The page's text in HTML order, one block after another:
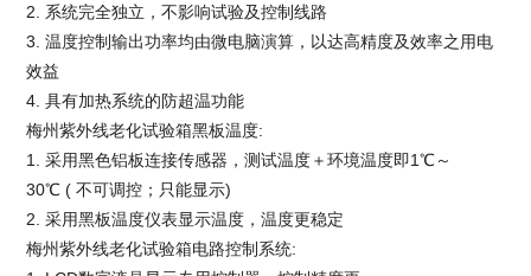
2. 系统完全独立，不影响试验及控制线路
3. 温度控制输出功率均由微电脑演算，以达高精度及效率之用电
效益
4. 具有加热系统的防超温功能
梅州紫外线老化试验箱黑板温度:
1. 采用黑色铝板连接传感器，测试温度＋环境温度即1℃～
30℃ ( 不可调控；只能显示)
2. 采用黑板温度仪表显示温度，温度更稳定
梅州紫外线老化试验箱电路控制系统: